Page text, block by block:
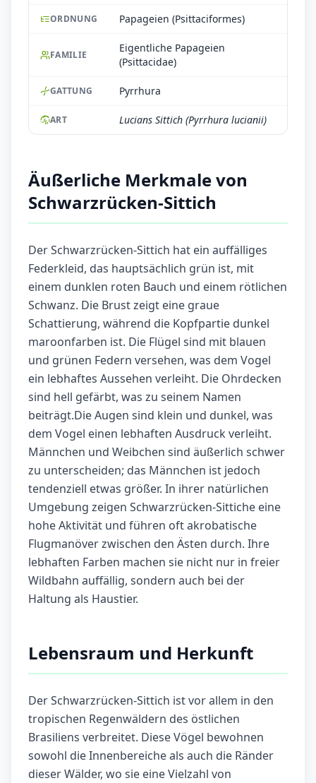
ORDNUNG Papageien (Psittaciformes)
FAMILIE
Eigentliche Papageien
(Psittacidae)
GATTUNG Pyrrhura
ART Lucians Sittich (Pyrrhura lucianii)
Äußerliche Merkmale von
Schwarzrücken-Sittich
Der Schwarzrücken-Sittich hat ein auffälliges
Federkleid, das hauptsächlich grün ist, mit
einem dunklen roten Bauch und einem rötlichen
Schwanz. Die Brust zeigt eine graue
Schattierung, während die Kopfpartie dunkel
maroonfarben ist. Die Flügel sind mit blauen
und grünen Federn versehen, was dem Vogel
ein lebhaftes Aussehen verleiht. Die Ohrdecken
sind hell gefärbt, was zu seinem Namen
beiträgt.Die Augen sind klein und dunkel, was
dem Vogel einen lebhaften Ausdruck verleiht.
Männchen und Weibchen sind äußerlich schwer
zu unterscheiden; das Männchen ist jedoch
tendenziell etwas größer. In ihrer natürlichen
Umgebung zeigen Schwarzrücken-Sittiche eine
hohe Aktivität und führen oft akrobatische
Flugmanöver zwischen den Ästen durch. Ihre
lebhaften Farben machen sie nicht nur in freier
Wildbahn auffällig, sondern auch bei der
Haltung als Haustier.
Lebensraum und Herkunft
Der Schwarzrücken-Sittich ist vor allem in den
tropischen Regenwäldern des östlichen
Brasiliens verbreitet. Diese Vögel bewohnen
sowohl die Innenbereiche als auch die Ränder
dieser Wälder, wo sie eine Vielzahl von